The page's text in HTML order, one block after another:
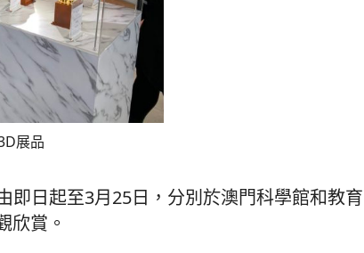
展品
日起至3月25日，分別於澳門科學館和教育
欣賞。